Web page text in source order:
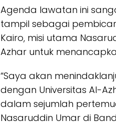
Agenda lawatan ini
tampil sebagai
Kairo, misi utama
Azhar untuk
“Saya akan
dengan Universitas Al-
dalam sejumlah
Nasaruddin Umar di